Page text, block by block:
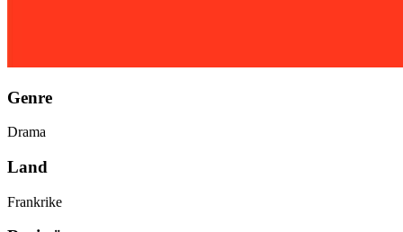
Genre
Drama
Land
Frankrike